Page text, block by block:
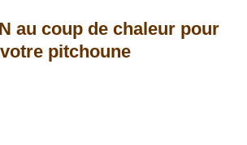
au coup de chaleur pour
votre pitchoune